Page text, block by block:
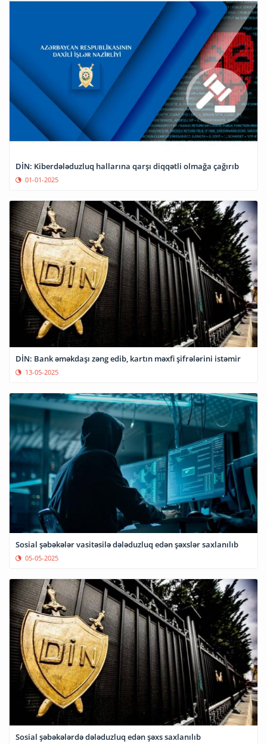
DİN: Kiberdələduzluq hallarına qarşı diqqətli olmağa çağırıb
01-01-2025
DİN: Bank əməkdaşı zəng edib, kartın məxfi şifrələrini istəmir
13-05-2025
Sosial şəbəkələr vasitəsilə dələduzluq edən şəxslər saxlanılıb
05-05-2025
Sosial şəbəkələrdə dələduzluq edən şəxs saxlanılıb